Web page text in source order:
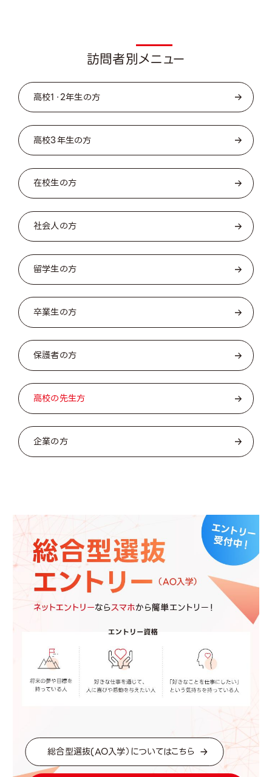
訪問者別メニュー
高校1・2年生の方
高校3年生の方
在校生の方
社会人の方
留学生の方
卒業生の方
保護者の方
高校の先生方
企業の方
総合型選抜(AO入学）についてはこちら